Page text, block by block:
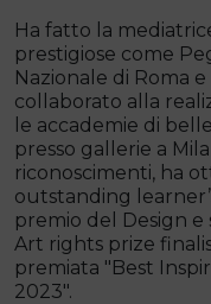
Ha fatto la
prestigiose come
Nazionale di Roma
collaborato alla
le accademie di
presso gallerie a
riconoscimenti, ha
outstanding
premio del Design e
Art rights prize
premiata "Best
2023".